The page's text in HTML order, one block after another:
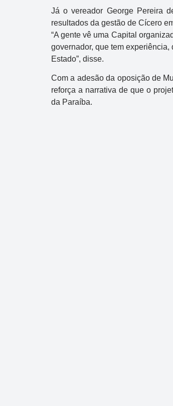
Já o vereador George Pereira
resultados da gestão de Cícero
“A gente vê uma Capital
governador, que tem
Estado”, disse.
Com a adesão da oposição de
reforça a narrativa de que o
da Paraíba.